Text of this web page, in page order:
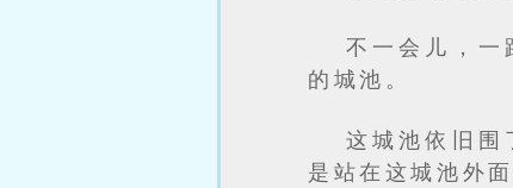
不一会儿，一
的城池。
这城池依旧围
是站在这城池外